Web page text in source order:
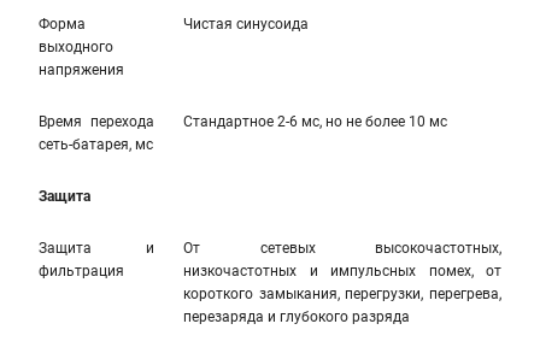
Форма
выходного
напряжения
Чистая синусоида
Время перехода
сеть-батарея, мс
Стандартное 2-6 мс, но не более 10 мс
Защита
Защита и
фильтрация
От сетевых высокочастотных,
низкочастотных и импульсных помех, от
короткого замыкания, перегрузки, перегрева,
перезаряда и глубокого разряда